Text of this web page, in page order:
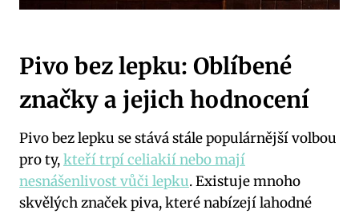
Pivo bez lepku: Oblíbené
značky a jejich hodnocení
Pivo bez lepku se stává stále populárnější volbou
pro ty,kteří trpí celiakií nebo mají
nesnášenlivost vůči lepku. Existuje mnoho
skvělých značek piva, které nabízejí lahodné